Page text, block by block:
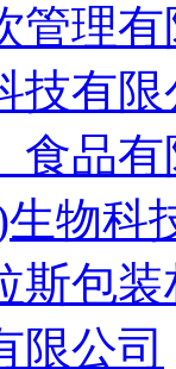
管理
技有限
食品
物科
斯包
限公司